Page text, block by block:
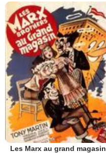
Les Marx au grand magasin